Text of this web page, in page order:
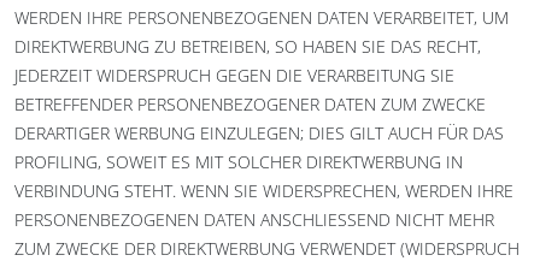
WERDEN IHRE PERSONENBEZOGENEN DATEN VERARBEITET, UM
DIREKTWERBUNG ZU BETREIBEN, SO HABEN SIE DAS RECHT,
JEDERZEIT WIDERSPRUCH GEGEN DIE VERARBEITUNG SIE
BETREFFENDER PERSONENBEZOGENER DATEN ZUM ZWECKE
DERARTIGER WERBUNG EINZULEGEN; DIES GILT AUCH FÜR DAS
PROFILING, SOWEIT ES MIT SOLCHER DIREKTWERBUNG IN
VERBINDUNG STEHT. WENN SIE WIDERSPRECHEN, WERDEN IHRE
PERSONENBEZOGENEN DATEN ANSCHLIESSEND NICHT MEHR
ZUM ZWECKE DER DIREKTWERBUNG VERWENDET (WIDERSPRUCH